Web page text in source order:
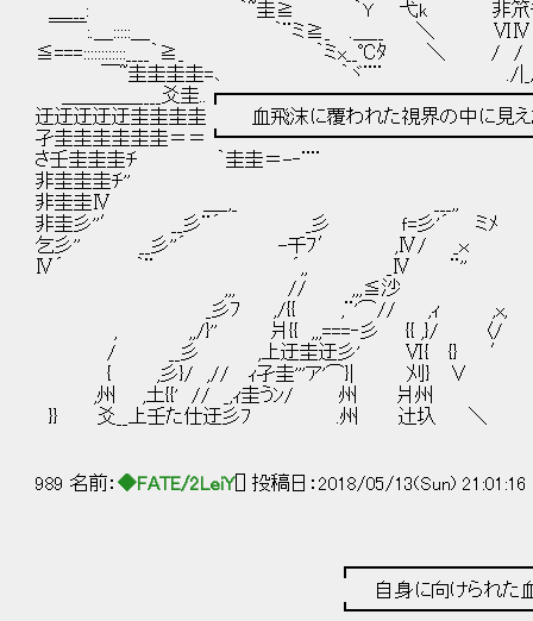
＿___: ｀~圭≧ ｀Y 弋k 非笊
￣￣:.＿:::::＿ ｀¨ミ≧_ .＿
≦===::::::::::::____｀≧_ ｀ミx__℃ﾀ
￣~圭圭圭圭=､ ｀ヾ¨¨
＿＿＿＿____爻圭
迂迂迂迂迂圭圭圭圭 血飛沫に覆われた視界の中に
孑圭圭圭圭圭圭＝＝
さ壬圭圭圭ﾁ ｀圭圭＝-‐¨¨ 孑≧
非圭圭圭ﾁ'' 爻、 ￣ミ
非圭圭Ⅳ ＿_,_ ___,, 爻
非圭彡''′ __彡¨´ _彡 ｆ=彡'´ ミﾒ ,
乞彡'' __彡''´ -千ﾌ′ ,Ⅳ/ _ｘ ／^
Ⅳ´ ｀¨ ´,, _Ⅳ ¨'' _,, ｀孑圭
,,, // ,,,≦沙 ｀¨ Ⅵ圭ﾐx､
_彡ﾌ ,/{{ ,¨'⌒// ,ｨ ,x, rメ
, ,,/}'' 爿{{ ,,,===‐彡 {{ ,}/ 〈/
/ __彡 ,上迂圭迂彡' Ⅵ{
{ ,彡}/ ,// ｨ孑圭'''ア'⌒}| 刈} ∨
,州 ,土{{' // _,ｨ圭うﾝ/ 州 爿州
}} 爻__上壬た仕迂彡ﾌ .州 辻圦
989 名前： ◆FATE/2LeiY[] 投稿日：2018/05/13(Sun) 21:01:16
自身に向けられた血塗れの